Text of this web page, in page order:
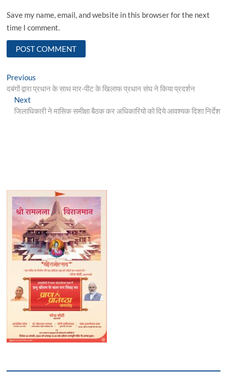
Save my name, email, and website in this browser for the next
time I comment.
Post
navigation
Previous
post:
दबंगों द्वारा प्रधान के साथ मार-पीट के खिलाफ प्रधान संघ ने किया प्रदर्शन
NextNext
post:
जिलाधिकारी ने मासिक समीक्षा बैठक कर अधिकारियो को दिये आवश्यक दिशा निर्देश